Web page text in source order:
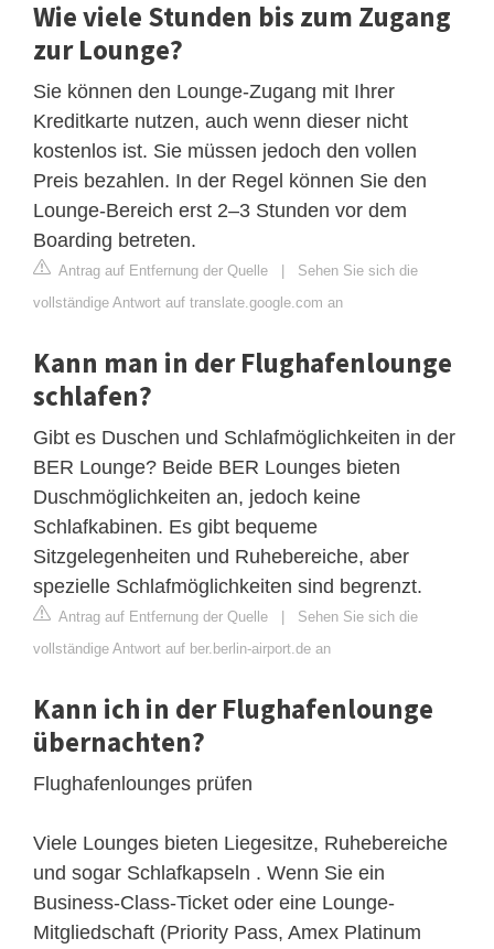
Wie viele Stunden bis zum Zugang
zur Lounge?
Sie können den Lounge-Zugang mit Ihrer
Kreditkarte nutzen, auch wenn dieser nicht
kostenlos ist. Sie müssen jedoch den vollen
Preis bezahlen. In der Regel können Sie den
Lounge-Bereich erst 2–3 Stunden vor dem
Boarding betreten.
Antrag auf Entfernung der Quelle | Sehen Sie sich die
vollständige Antwort auf translate.google.com an
Kann man in der Flughafenlounge
schlafen?
Gibt es Duschen und Schlafmöglichkeiten in der
BER Lounge? Beide BER Lounges bieten
Duschmöglichkeiten an, jedoch keine
Schlafkabinen. Es gibt bequeme
Sitzgelegenheiten und Ruhebereiche, aber
spezielle Schlafmöglichkeiten sind begrenzt.
Antrag auf Entfernung der Quelle | Sehen Sie sich die
vollständige Antwort auf ber.berlin-airport.de an
Kann ich in der Flughafenlounge
übernachten?
Flughafenlounges prüfen
Viele Lounges bieten Liegesitze, Ruhebereiche
und sogar Schlafkapseln . Wenn Sie ein
Business-Class-Ticket oder eine Lounge-
Mitgliedschaft (Priority Pass, Amex Platinum